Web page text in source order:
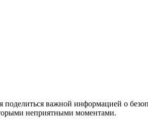
важной информацией о
неприятными моментами.